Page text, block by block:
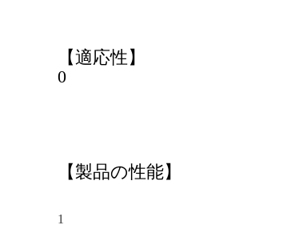
【適応性】
0
【製品の性能】
1